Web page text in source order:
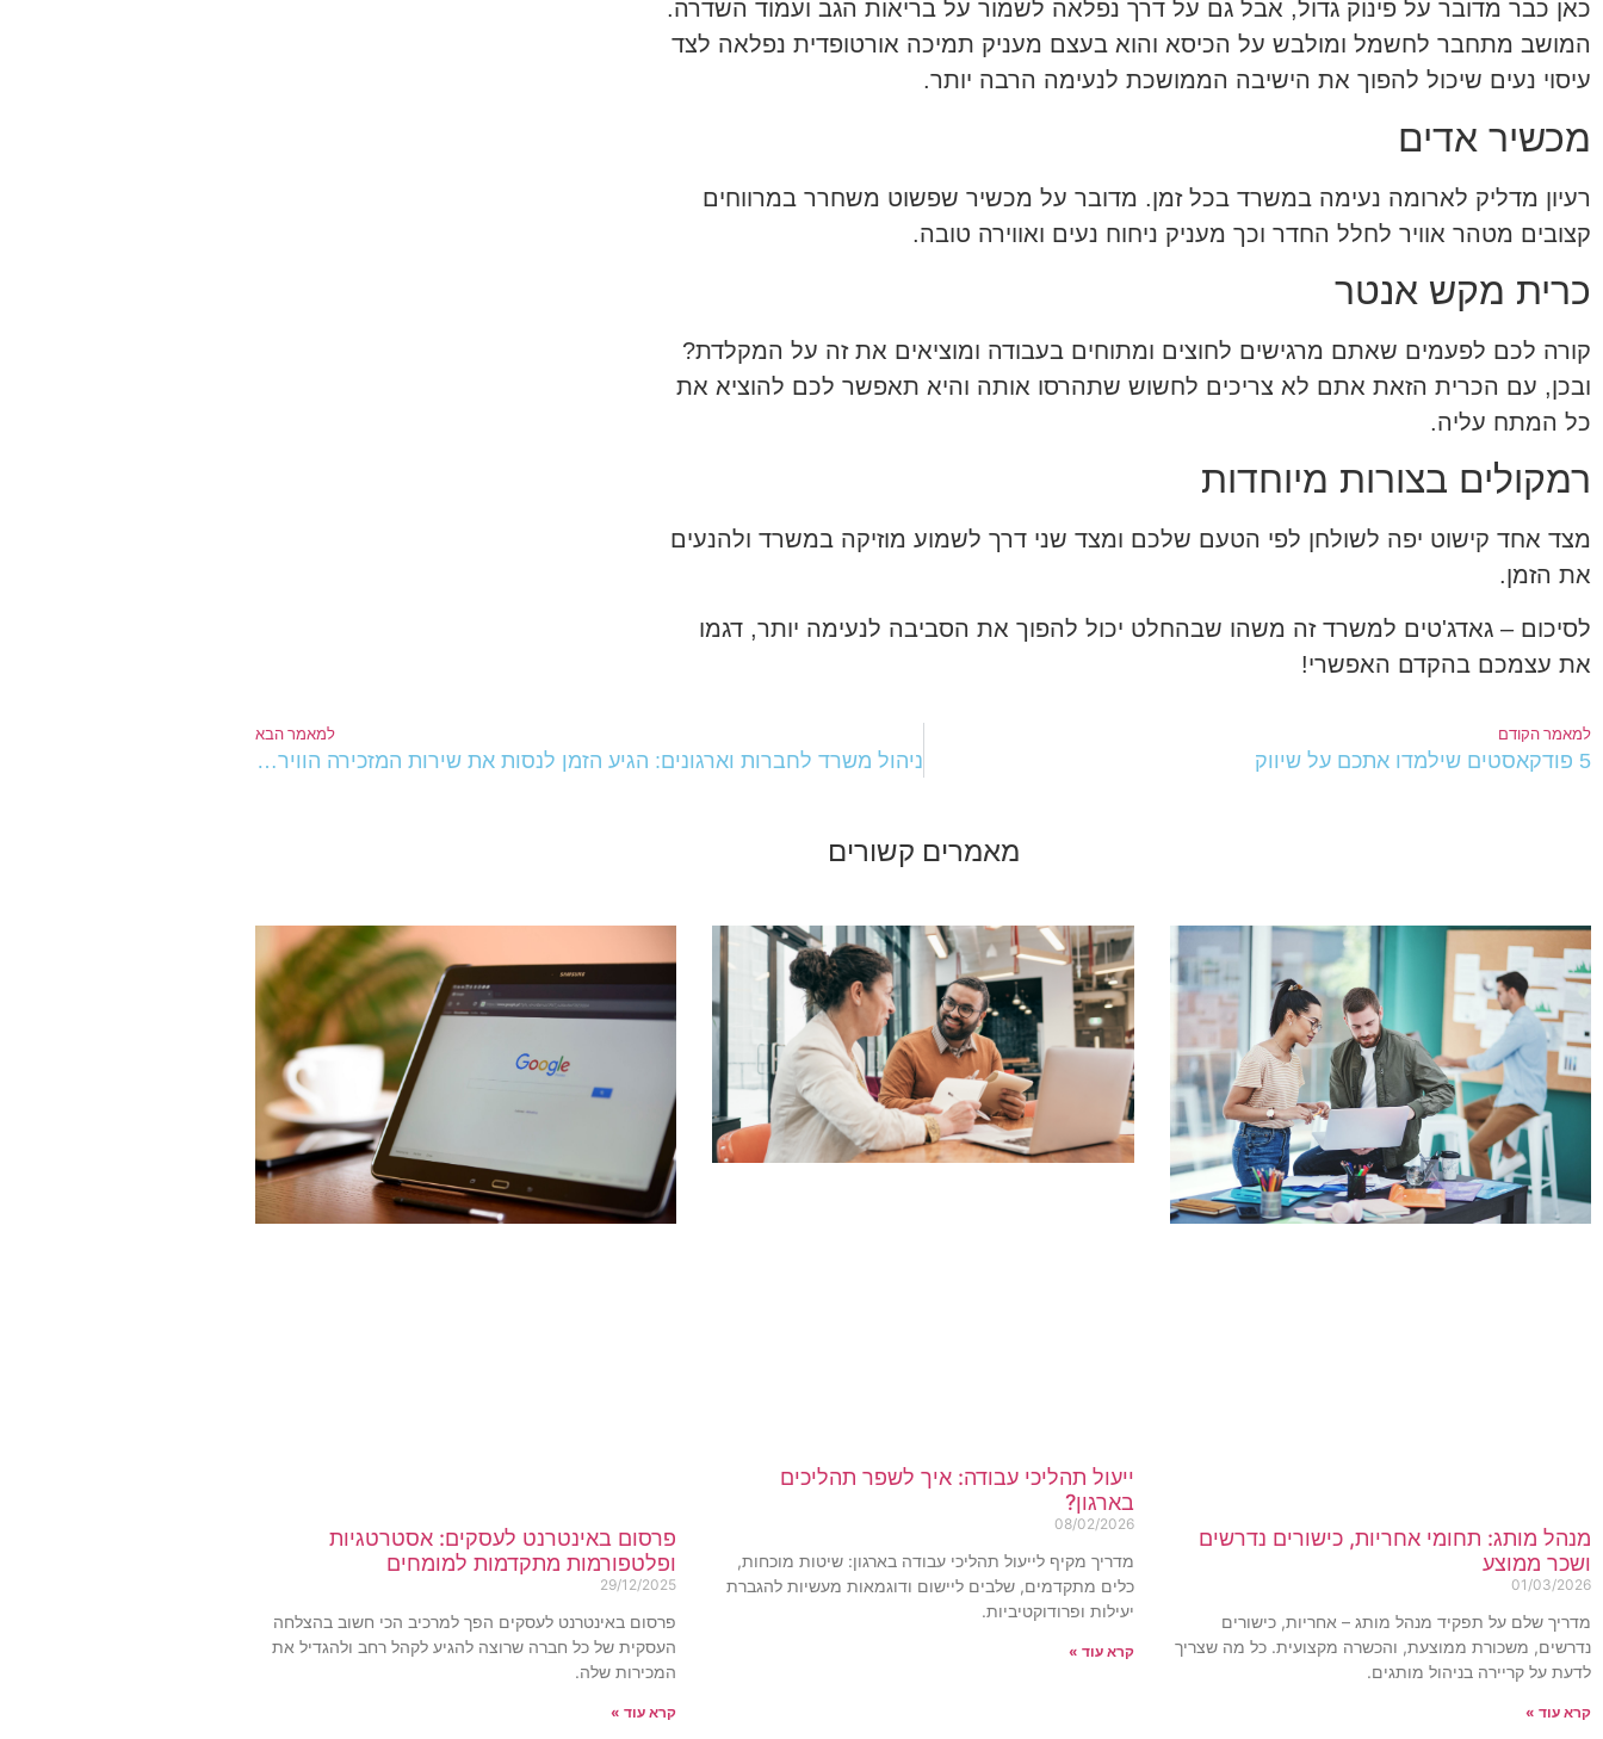
כאן כבר מדובר על פינוק גדול, אבל גם על דרך נפלאה לשמור על בריאות הגב ועמוד השדרה.
המושב מתחבר לחשמל ומולבש על הכיסא והוא בעצם מעניק תמיכה אורטופדית נפלאה לצד
עיסוי נעים שיכול להפוך את הישיבה הממושכת לנעימה הרבה יותר.
מכשיר אדים
רעיון מדליק לארומה נעימה במשרד בכל זמן. מדובר על מכשיר שפשוט משחרר במרווחים
קצובים מטהר אוויר לחלל החדר וכך מעניק ניחוח נעים ואווירה טובה.
כרית מקש אנטר
קורה לכם לפעמים שאתם מרגישים לחוצים ומתוחים בעבודה ומוציאים את זה על המקלדת?
ובכן, עם הכרית הזאת אתם לא צריכים לחשוש שתהרסו אותה והיא תאפשר לכם להוציא את
כל המתח עליה.
רמקולים בצורות מיוחדות
מצד אחד קישוט יפה לשולחן לפי הטעם שלכם ומצד שני דרך לשמוע מוזיקה במשרד ולהנעים
את הזמן.
לסיכום – גאדג'טים למשרד זה משהו שבהחלט יכול להפוך את הסביבה לנעימה יותר, דגמו
את עצמכם בהקדם האפשרי!
למאמר הקודם
5 פודקאסטים שילמדו אתכם על שיווק
למאמר הבא
ניהול משרד לחברות וארגונים: הגיע הזמן לנסות את שירות המזכירה הווירטואלית
מאמרים קשורים
מנהל מותג: תחומי אחריות, כישורים נדרשים
ושכר ממוצע
01/03/2026
מדריך שלם על תפקיד מנהל מותג – אחריות, כישורים
נדרשים, משכורת ממוצעת, והכשרה מקצועית. כל מה שצריך
לדעת על קריירה בניהול מותגים.
קרא עוד »
ייעול תהליכי עבודה: איך לשפר תהליכים
בארגון?
08/02/2026
מדריך מקיף לייעול תהליכי עבודה בארגון: שיטות מוכחות,
כלים מתקדמים, שלבים ליישום ודוגמאות מעשיות להגברת
יעילות ופרודוקטיביות.
קרא עוד »
פרסום באינטרנט לעסקים: אסטרטגיות
ופלטפורמות מתקדמות למומחים
29/12/2025
פרסום באינטרנט לעסקים הפך למרכיב הכי חשוב בהצלחה
העסקית של כל חברה שרוצה להגיע לקהל רחב ולהגדיל את
המכירות שלה.
קרא עוד »